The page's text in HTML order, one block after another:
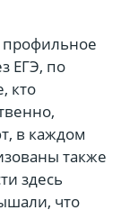
профильное
ЕГЭ, по
кто
в каждом
также
здесь
что